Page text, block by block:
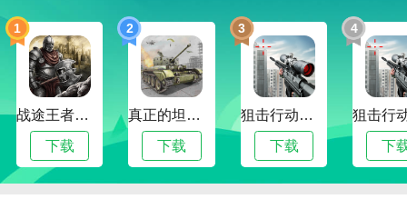
5、是能够支持多种音调标准，满足不同演奏需求
6、和弦大全：提供丰富的吉他和弦资源，附带试听功
能，助您掌握和声效果
小编评价
吉他调音精灵是一款非常实用的手机App，特别适合吉
他手使用，其功能包括准确的吉他调音器和弦图展示，
帮助用户准确调音并学习各种和弦，这款App还提供了
1
战途王者最新版
下载
2
真正的坦克大战
下载
3
狙击行动代号猎鹰最新版
下载
4
下